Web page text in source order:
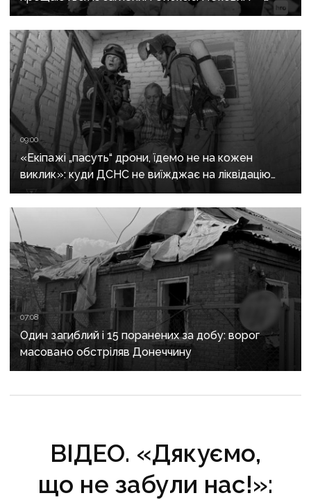
пошуковцем загону «Плацдарм»
09:00
«Екіпажі „пасуть“ дрони, їдемо не на кожен
виклик»: куди ДСНС не виїжджає на ліквідацію
надзвичайних ситуацій у Краматорську
та Слов’янську
07:08
Один загиблий і 15 поранених за добу: ворог
масовано обстріляв Донеччину
ВІДЕО. «Дякуємо,
що не забули нас!»: